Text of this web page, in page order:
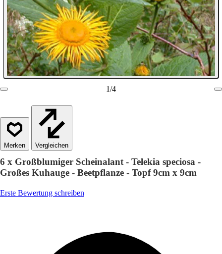
1/4
Vergleichen
6 x Großblumiger Scheinalant - Telekia speciosa -
Großes Kuhauge - Beetpflanze - Topf 9cm x 9cm
Erste Bewertung schreiben